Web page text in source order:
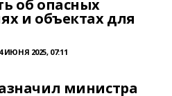
об опасных
и объектах для
4 ИЮНЯ 2025, 07:11
министра